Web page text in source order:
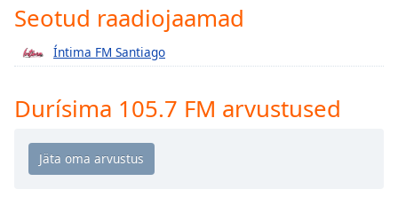
descriptions
off,
selected
Subtitles
settings
opens
Seotud raadiojaamad
Íntima FM Santiago
Durísima 105.7 FM arvustused